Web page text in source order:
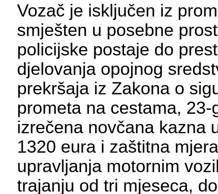
Vozač je isključen iz
smješten u posebne
policijske postaje do
djelovanja opojnog
prekršaja iz Zakona o
prometa na cestama,
izrečena novčana kazna
1320 eura i zaštitna
upravljanja motornim
trajanju od tri mjeseca,